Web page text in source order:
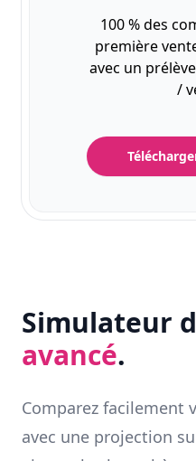
100 % des
première
avec un
/
Simulateur
avancé.
Comparez facilement
avec une projection